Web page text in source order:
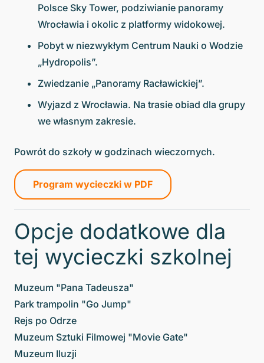
Polsce Sky Tower, podziwianie panoramy
Wrocławia i okolic z platformy widokowej.
Pobyt w niezwykłym Centrum Nauki o Wodzie
„Hydropolis”.
Zwiedzanie „Panoramy Racławickiej”.
Wyjazd z Wrocławia. Na trasie obiad dla grupy
we własnym zakresie.
Powrót do szkoły w godzinach wieczornych.
Program wycieczki w PDF
Opcje dodatkowe dla
tej wycieczki szkolnej
Muzeum "Pana Tadeusza"
Park trampolin "Go Jump"
Rejs po Odrze
Muzeum Sztuki Filmowej "Movie Gate"
Muzeum Iluzji